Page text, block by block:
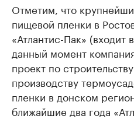
Отметим, что
пищевой пленки в
«Атлантис-Пак» (входит
данный момент
проект по
производству
пленки в донском
ближайшие два года